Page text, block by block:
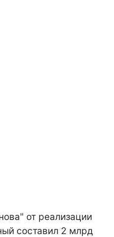
от реализации
составил 2 млрд